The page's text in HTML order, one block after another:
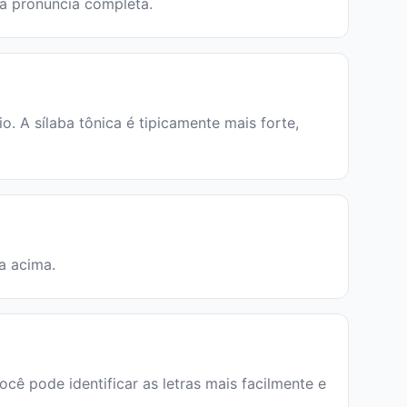
pronúncia completa.
A sílaba tônica é tipicamente mais forte,
acima.
pode identificar as letras mais facilmente e